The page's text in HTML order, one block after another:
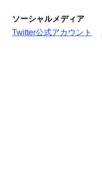
ソーシャルメディア
Twitter公式アカウント